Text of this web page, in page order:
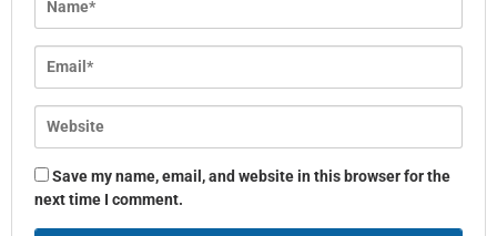
Save my name, email, and website in this browser for the
next time I comment.